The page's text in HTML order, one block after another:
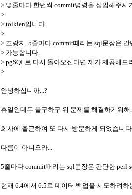
> 몇줄마다 한번씩 commit명령을 삽입해주시
>
> tolkien입니다.
>
> 꼬랑지. 5줄마다 commit때리는 sql문장은
> 가능합니다.
> pgSQL로 다시 돌아오신다면 제가 제공해드
>
안녕하십니까...?
휴일인데두 불구하구 위 문제를 해결하기위해
회사에 출근하여 또 다시 방문하게 되었습니
다름이 아니오라...
5줄마다 commit때리는 sql문장은 간단한 perl
현재 6.4에서 6.5로 데이터 백업을 시도하려하